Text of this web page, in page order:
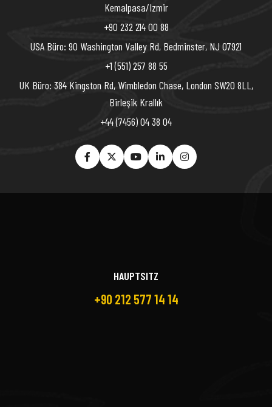
Kemalpasa/Izmir
+90 232 214 00 88
USA Büro: 90 Washington Valley Rd, Bedminster, NJ 07921
+1 (551) 257 88 55
UK Büro: 384 Kingston Rd, Wimbledon Chase, London SW20 8LL,
Birleşik Krallık
+44 (7456) 04 38 04
HAUPTSITZ
+90 212 577 14 14